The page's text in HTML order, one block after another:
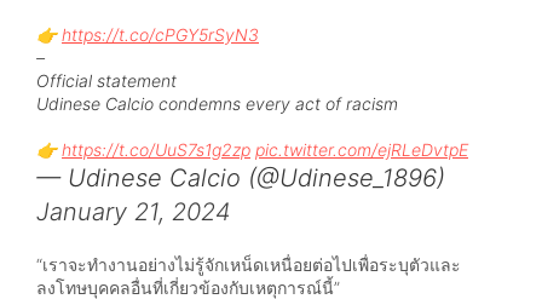
👉https://t.co/cPGY5rSyN3
–
Official statement
Udinese Calcio condemns every act of racism
👉https://t.co/UuS7s1g2zp pic.twitter.com/ejRLeDvtpE
— Udinese Calcio (@Udinese_1896)
January 21, 2024
“เราจะทำงานอย่างไม่รู้จักเหน็ดเหนื่อยต่อไปเพื่อระบุตัวและ
ลงโทษบุคคลอื่นที่เกี่ยวข้องกับเหตุการณ์นี้”